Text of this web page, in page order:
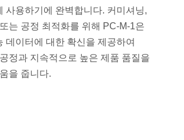
사용하기에 완벽합니다. 커미셔닝,
는 공정 최적화를 위해 PC-M-1은
데이터에 대한 확신을 제공하여
정과 지속적으로 높은 제품 품질을
을 줍니다.